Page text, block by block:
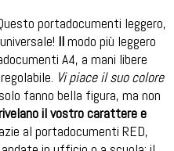
portadocumenti leggero,
Ilmodo più leggero
A4, a mani libere
Vi piace il suo colore
fanno bella figura, ma non
il vostro carattere e
al portadocumenti RED,